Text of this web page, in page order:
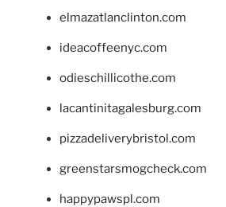
elmazatlanclinton.com
ideacoffeenyc.com
odieschillicothe.com
lacantinitagalesburg.com
pizzadeliverybristol.com
greenstarsmogcheck.com
happypawspl.com